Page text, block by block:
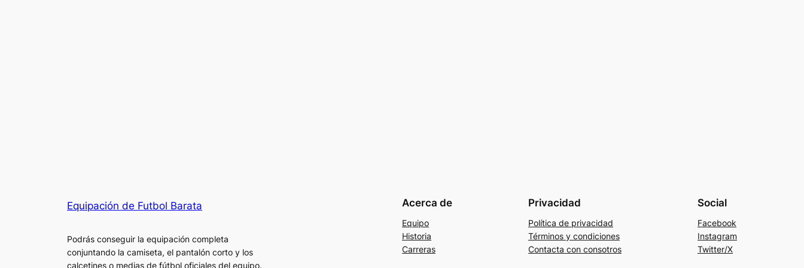
Equipación de Futbol Barata
Podrás conseguir la equipación completa
conjuntando la camiseta, el pantalón corto y los
calcetines o medias de fútbol oficiales del equipo.
Acerca de
Equipo
Historia
Carreras
Privacidad
Política de privacidad
Términos y condiciones
Contacta con consotros
Social
Facebook
Instagram
Twitter/X